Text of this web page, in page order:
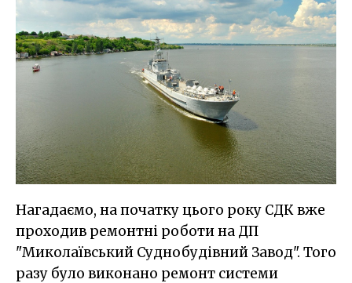
Нагадаємо, на початку цього року СДК вже
проходив ремонтні роботи на ДП
"Миколаївський Суднобудівний Завод". Того
разу було виконано ремонт системи